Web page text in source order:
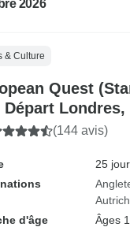
2026
& Culture
Quest
Départ
(144 avis)
25
d'âge
Âges